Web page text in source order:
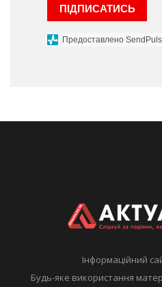
ПІДПИСАТИСЬ
Предоставлено
Інформаційний
Будь-яке використання